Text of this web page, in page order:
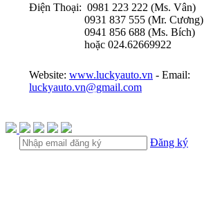
Điện Thoại: 0981 223 222 (Ms. Vân)
0931 837 555 (Mr. Cương)
0941 856 688 (Ms. Bích)
hoặc 024.62669922
Website: www.luckyauto.vn - Email:
luckyauto.vn@gmail.com
Đăng ký